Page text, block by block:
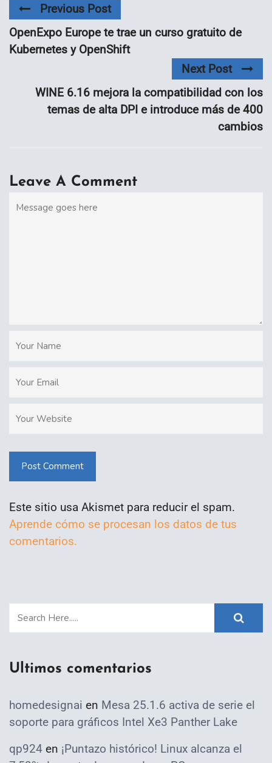
Previous Post
OpenExpo Europe te trae un curso gratuito de
Kubernetes y OpenShift
Next Post
WINE 6.16 mejora la compatibilidad con los
temas de alta DPI e introduce más de 400
cambios
Leave A Comment
Post Comment
Este sitio usa Akismet para reducir el spam.
Aprende cómo se procesan los datos de tus
comentarios.
Ultimos comentarios
homedesignai en Mesa 25.1.6 activa de serie el
soporte para gráficos Intel Xe3 Panther Lake
qp924 en ¡Puntazo histórico! Linux alcanza el